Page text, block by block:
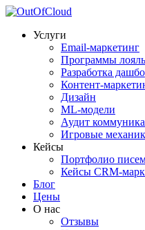
Услуги
Email-маркетинг
Программы
Разработка
Контент-
Дизайн
ML-модели
Аудит
Игровые
Кейсы
Портфолио
Кейсы CRM-
Блог
Цены
О нас
Отзывы